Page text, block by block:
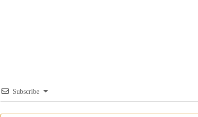
Subscribe